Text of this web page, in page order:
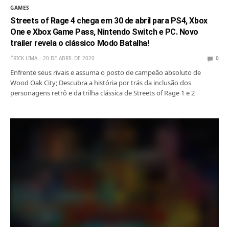
GAMES
Streets of Rage 4 chega em 30 de abril para PS4, Xbox
One e Xbox Game Pass, Nintendo Switch e PC. Novo
trailer revela o clássico Modo Batalha!
ÉRICK LIMA 20 DE ABRIL DE 2020 0
Enfrente seus rivais e assuma o posto de campeão absoluto de
Wood Oak City; Descubra a história por trás da inclusão dos
personagens retrô e da trilha clássica de Streets of Rage 1 e 2